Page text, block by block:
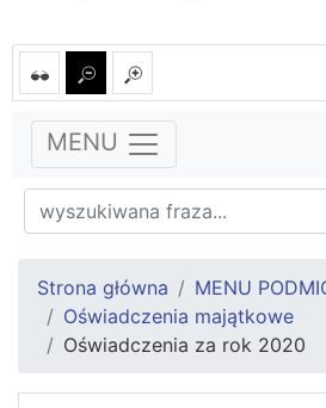
MENU
Strona główna
MENU
Oświadczenia majątkowe
Oświadczenia za rok 2020